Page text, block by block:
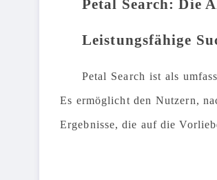
Petal Search: Die
Leistungsfähige
Petal Search ist als
Es ermöglicht den Nutzern,
Ergebnisse, die auf die